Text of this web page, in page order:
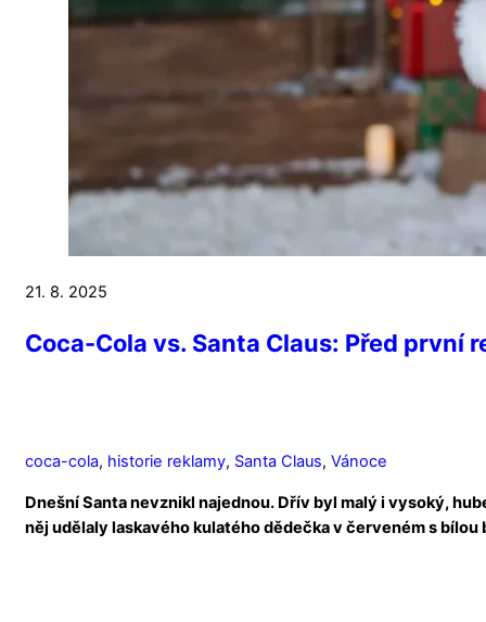
21. 8. 2025
Coca-Cola vs. Santa Claus: Před první
coca-cola, historie reklamy, Santa Claus, Vánoce
Dnešní Santa nevznikl najednou. Dřív byl malý i vysoký,
něj udělaly laskavého kulatého dědečka v červeném s